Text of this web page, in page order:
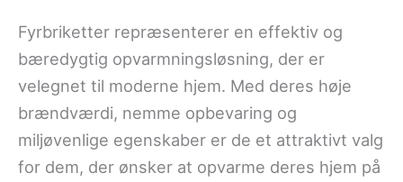
Fyrbriketter repræsenterer en effektiv og
bæredygtig opvarmningsløsning, der er
velegnet til moderne hjem. Med deres høje
brændværdi, nemme opbevaring og
miljøvenlige egenskaber er de et attraktivt valg
for dem, der ønsker at opvarme deres hjem på